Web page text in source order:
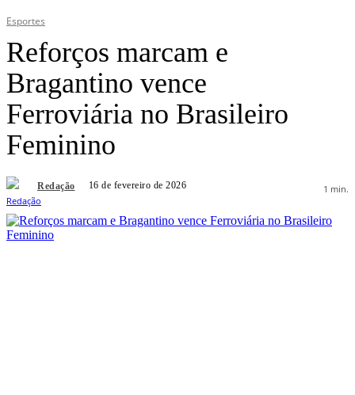
Esportes
Reforços marcam e
Bragantino vence
Ferroviária no Brasileiro
Feminino
Redação 16 de fevereiro de 2026 1 min.